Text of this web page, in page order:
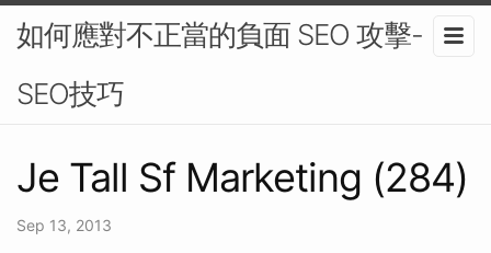
如何應對不正當的負面 SEO 攻擊-
SEO技巧
Je Tall Sf Marketing (284)
Sep 13, 2013